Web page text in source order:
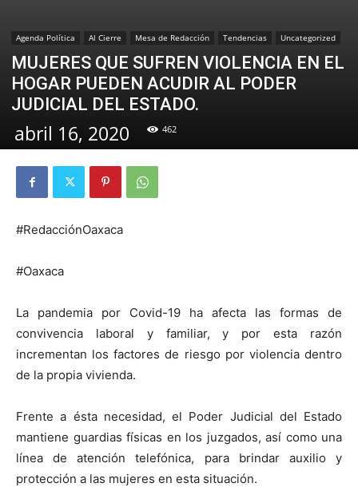
Agenda Política Al Cierre Mesa de Redacción Tendencias Uncategorized
MUJERES QUE SUFREN VIOLENCIA EN EL
HOGAR PUEDEN ACUDIR AL PODER
JUDICIAL DEL ESTADO.
abril 16, 2020 462
#RedacciónOaxaca
#Oaxaca
La pandemia por Covid-19 ha afecta las formas de
convivencia laboral y familiar, y por esta razón
incrementan los factores de riesgo por violencia dentro
de la propia vivienda.
Frente a ésta necesidad, el Poder Judicial del Estado
mantiene guardias físicas en los juzgados, así como una
línea de atención telefónica, para brindar auxilio y
protección a las mujeres en esta situación.